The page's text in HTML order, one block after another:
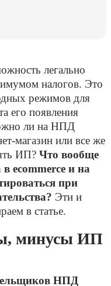
легально
налогов. Это
режимов для
его появления
ли на НПД
магазин или все же
ИП? Что вообще
ecommerce и на
при
Эти и
в статье.
минусы ИП
НПД